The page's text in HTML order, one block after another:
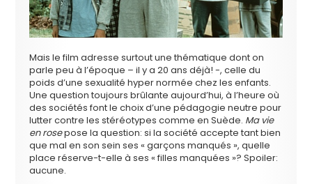
Mais le film adresse surtout une thématique dont on
parle peu à l’époque – il y a 20 ans déjà! -, celle du
poids d’une sexualité hyper normée chez les enfants.
Une question toujours brûlante aujourd’hui, à l’heure où
des sociétés font le choix d’une pédagogie neutre pour
lutter contre les stéréotypes comme en Suède. Ma vie
en rosepose la question: si la société accepte tant bien
que mal en son sein ses « garçons manqués », quelle
place réserve-t-elle à ses « filles manquées »? Spoiler:
aucune.